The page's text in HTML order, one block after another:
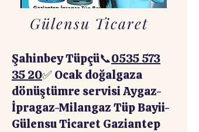
Gülensu Ticaret
Şahinbey Tüpçü📞0535 573
35 20✅ Ocak doğalgaza
dönüştümre servisi Aygaz-
İpragaz-Milangaz Tüp Bayii-
Gülensu Ticaret Gaziantep